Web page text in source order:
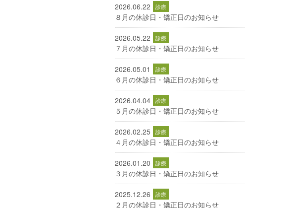
2026.06.22
８月の休診日・矯正日のお知らせ
2026.05.22
７月の休診日・矯正日のお知らせ
2026.05.01
６月の休診日・矯正日のお知らせ
2026.04.04
５月の休診日・矯正日のお知らせ
2026.02.25
４月の休診日・矯正日のお知らせ
2026.01.20
３月の休診日・矯正日のお知らせ
2025.12.26
２月の休診日・矯正日のお知らせ